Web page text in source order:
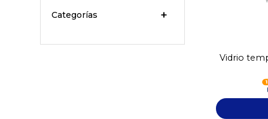
Vidrio
Categorías